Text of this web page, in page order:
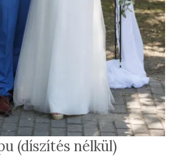
(díszítés nélkül)